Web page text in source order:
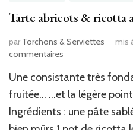
Tarte abricots & ricotta
par Torchons & Serviettes mis
commentaires
abricots
&
au
Une consistante très
fruitée… …et la légère
Ingrédients : une pâte